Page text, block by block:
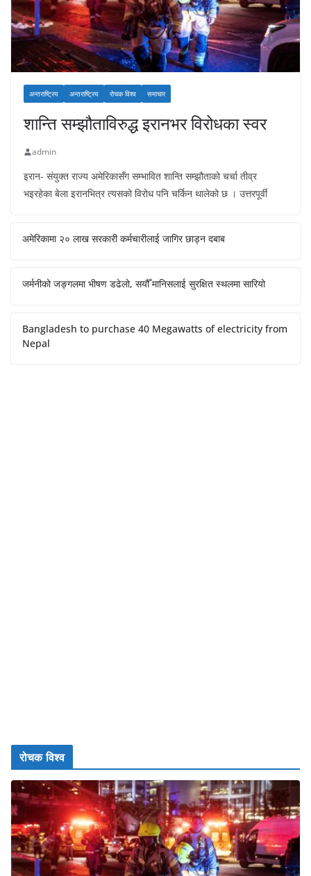
अन्तराष्ट्रिय अन्तराष्ट्रिय रोचक विश्व समाचार
शान्ति सम्झौताविरुद्ध इरानभर विरोधका स्वर
admin
इरान- संयुक्त राज्य अमेरिकासँग सम्भावित शान्ति सम्झौताको चर्चा तीव्र
भइरहेका बेला इरानभित्र त्यसको विरोध पनि चर्किन थालेको छ । उत्तरपूर्वी
अमेरिकामा २० लाख सरकारी कर्मचारीलाई जागिर छाड्न दबाब
जर्मनीको जङ्गलमा भीषण डढेलो, सयौँ मानिसलाई सुरक्षित स्थलमा सारियो
Bangladesh to purchase 40 Megawatts of electricity from
Nepal
रोचक विश्व